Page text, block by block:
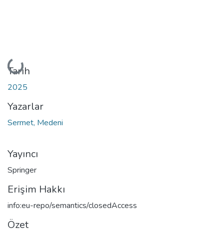
Yükleniyor...
Tarih
2025
Yazarlar
Sermet, Medeni
Yayıncı
Springer
Erişim Hakkı
info:eu-repo/semantics/closedAccess
Özet